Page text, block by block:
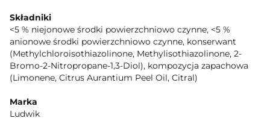
Składniki
<5 % niejonowe środki powierzchniowo czynne, <5 %
anionowe środki powierzchniowo czynne, konserwant
(Methylchloroisothiazolinone, Methylisothiazolinone, 2-
Bromo-2-Nitropropane-1,3-Diol), kompozycja zapachowa
(Limonene, Citrus Aurantium Peel Oil, Citral)
Marka
Ludwik